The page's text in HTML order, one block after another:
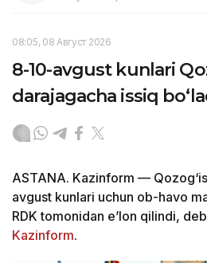
08:05, 08 Август 2026
8-10-avgust kunlari
darajagacha issiq
ASTANA. Kazinform —
avgust kunlari uchun ob-havo
RDK tomonidan e’lon qilindi,
Kazinform.